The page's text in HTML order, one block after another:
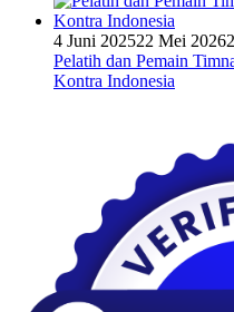
4 Juni 202522 Mei 2026
Pelatih dan Pemain
Kontra Indonesia